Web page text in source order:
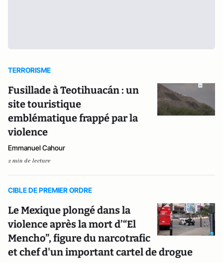
TERRORISME
Fusillade à Teotihuacán : un
site touristique
emblématique frappé par la
violence
Emmanuel Cahour
2 min de lecture
CIBLE DE PREMIER ORDRE
Le Mexique plongé dans la
violence après la mort d’“El
Mencho”, figure du narcotrafic
et chef d'un important cartel de drogue